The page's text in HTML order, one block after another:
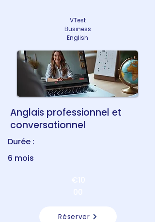
VTest
Business
English
Anglais professionnel et
conversationnel
Durée :
6 mois
Réserver